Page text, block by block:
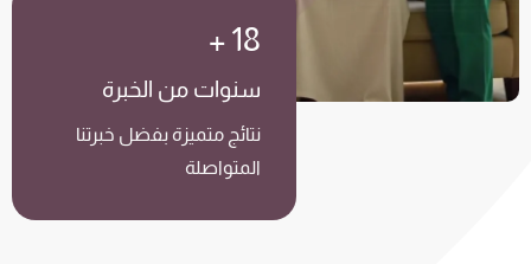
18
+
سنوات من الخبرة
نتائج متميزة بفضل خبرتنا
المتواصلة